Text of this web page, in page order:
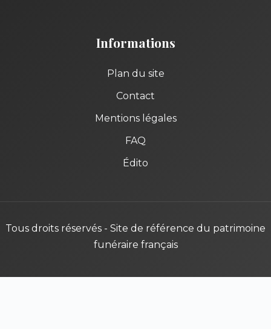
Informations
Plan du site
Contact
Mentions légales
FAQ
Édito
Tous droits réservés - Site de référence du patrimoine
funéraire français